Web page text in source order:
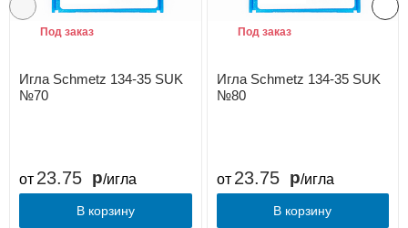
Игла Schmetz 134-35 SUK
№70
Под заказ
от 23.75 /игла
В корзину
Игла Schmetz 134-35 SUK
№80
Под заказ
от 23.75 /игла
В корзину